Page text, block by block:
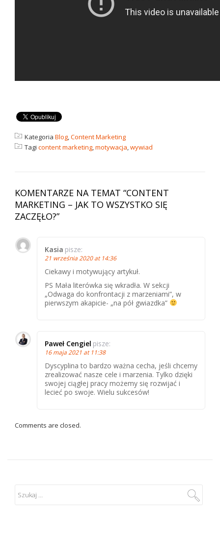
Kategoria Blog,Content Marketing
Tagi content marketing,motywacja,wywiad
KOMENTARZE NA TEMAT “CONTENT
MARKETING – JAK TO WSZYSTKO SIĘ
ZACZĘŁO?”
Kasia pisze:
21 września 2020 at 14:36
Ciekawy i motywujący artykuł.
PS Mała literówka się wkradła. W sekcji
„Odwaga do konfrontacji z marzeniami”, w
pierwszym akapicie- „na pół gwiazdka”
Paweł Cengiel pisze:
16 maja 2021 at 11:38
Dyscyplina to bardzo ważna cecha, jeśli chcemy
zrealizować nasze cele i marzenia. Tylko dzięki
swojej ciągłej pracy możemy się rozwijać i
lecieć po swoje. Wielu sukcesów!
Comments are closed.